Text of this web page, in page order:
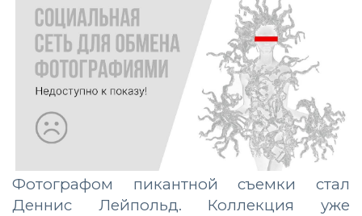
Фотографом пикантной съемки стал
Деннис Лейпольд. Коллекция уже